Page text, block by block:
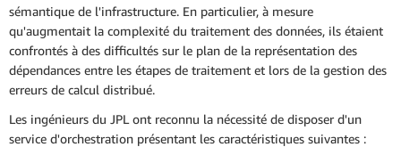
sémantique de l'infrastructure. En particulier, à mesure
qu'augmentait la complexité du traitement des données, ils étaient
confrontés à des difficultés sur le plan de la représentation des
dépendances entre les étapes de traitement et lors de la gestion des
erreurs de calcul distribué.
Les ingénieurs du JPL ont reconnu la nécessité de disposer d'un
service d'orchestration présentant les caractéristiques suivantes :